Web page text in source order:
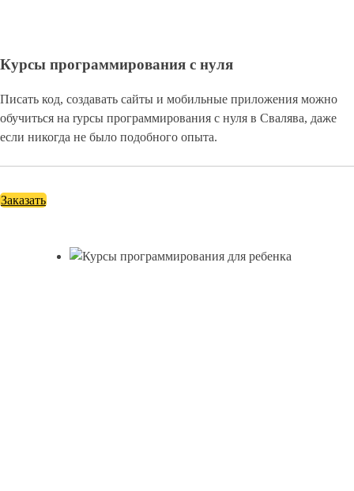
Курсы программирования с нуля
Писать код, создавать сайты и мобильные приложения можно
обучиться на rурсы программирования с нуля в Свалява, даже
если никогда не было подобного опыта.
Заказать